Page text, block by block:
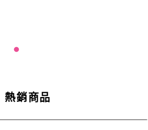
熱銷商品